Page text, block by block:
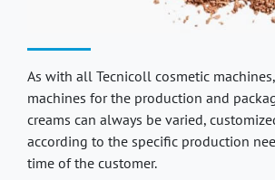
As with all Tecnicoll cosmetic
machines for the production and
creams can always be varied,
according to the specific production
time of the customer.